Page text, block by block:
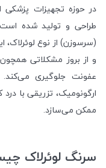
در حوزه تجهیزات پزشکی
طراحی و تولید شده
(سرسوزن) از نوع لوئرلاک،
و از بروز مشکلاتی
عفونت جلوگیری
ارگونومیک، تزریقی با درد
ممکن می‌سازد.
سرنگ لوئرلاک